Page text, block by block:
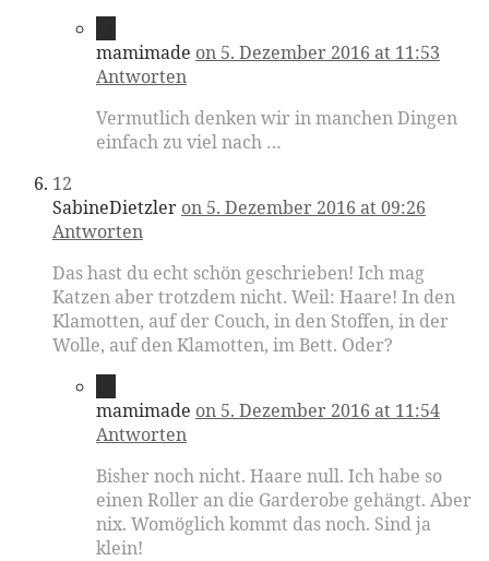
mamimade on 5. Dezember 2016 at 11:53
Antworten
Vermutlich denken wir in manchen Dingen
einfach zu viel nach …
12
SabineDietzler on 5. Dezember 2016 at 09:26
Antworten
Das hast du echt schön geschrieben! Ich mag
Katzen aber trotzdem nicht. Weil: Haare! In den
Klamotten, auf der Couch, in den Stoffen, in der
Wolle, auf den Klamotten, im Bett. Oder?
mamimade on 5. Dezember 2016 at 11:54
Antworten
Bisher noch nicht. Haare null. Ich habe so
einen Roller an die Garderobe gehängt. Aber
nix. Womöglich kommt das noch. Sind ja
klein!